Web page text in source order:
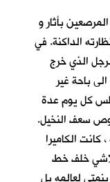
بأثار و
الداكنة. في
الذي خرج
باحة غير
كل يوم عدة
سعف النخيل.
الكاميرا
خلف خط